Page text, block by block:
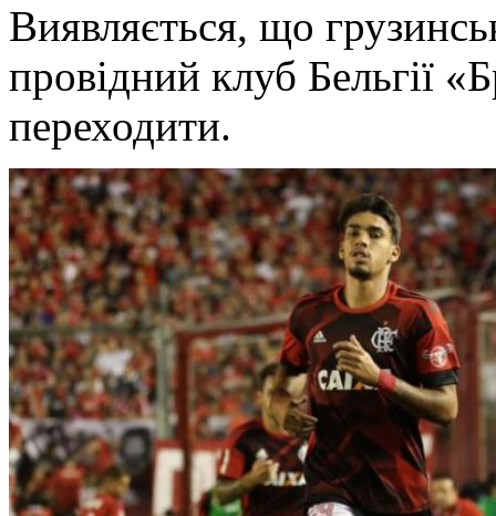
Виявляється, що
провідний клуб Бельгії
переходити.